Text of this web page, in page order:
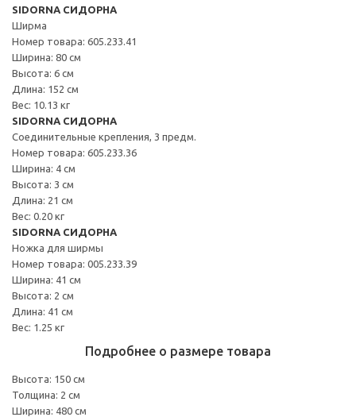
SIDORNA СИДОРНА
Ширма
Номер товара: 605.233.41
Ширина: 80 см
Высота: 6 см
Длина: 152 см
Вес: 10.13 кг
SIDORNA СИДОРНА
Соединительные крепления, 3 предм.
Номер товара: 605.233.36
Ширина: 4 см
Высота: 3 см
Длина: 21 см
Вес: 0.20 кг
SIDORNA СИДОРНА
Ножка для ширмы
Номер товара: 005.233.39
Ширина: 41 см
Высота: 2 см
Длина: 41 см
Вес: 1.25 кг
Подробнее о размере товара
Высота: 150 см
Толщина: 2 см
Ширина: 480 см